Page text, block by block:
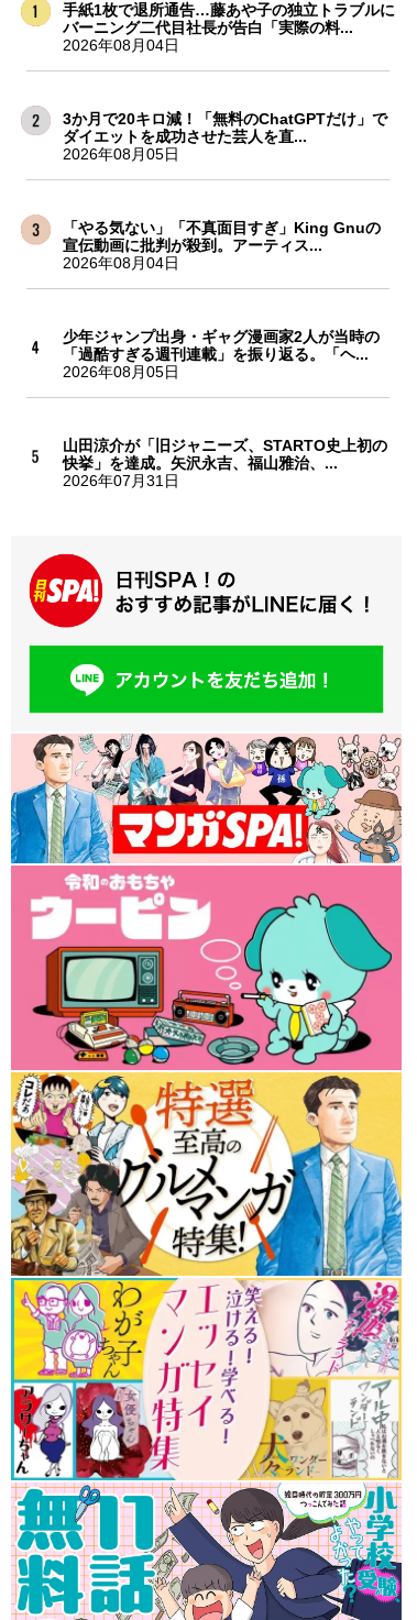
手紙1枚で退所通告…藤あや子の独立トラブルに
バーニング二代目社長が告白「実際の料...
2026年08月04日
3か月で20キロ減！「無料のChatGPTだけ」で
ダイエットを成功させた芸人を直...
2026年08月05日
「やる気ない」「不真面目すぎ」King Gnuの
宣伝動画に批判が殺到。アーティス...
2026年08月04日
少年ジャンプ出身・ギャグ漫画家2人が当時の
「過酷すぎる週刊連載」を振り返る。「ヘ...
2026年08月05日
山田涼介が「旧ジャニーズ、STARTO史上初の
快挙」を達成。矢沢永吉、福山雅治、...
2026年07月31日